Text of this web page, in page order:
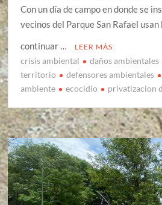
Con un día de campo en donde se
vecinos del Parque San Rafael
continuar …
LEER MÁS
crisis ambiental daños ambientales
territorio
defensores ambientales
ambiente
ecocidio privatizacion